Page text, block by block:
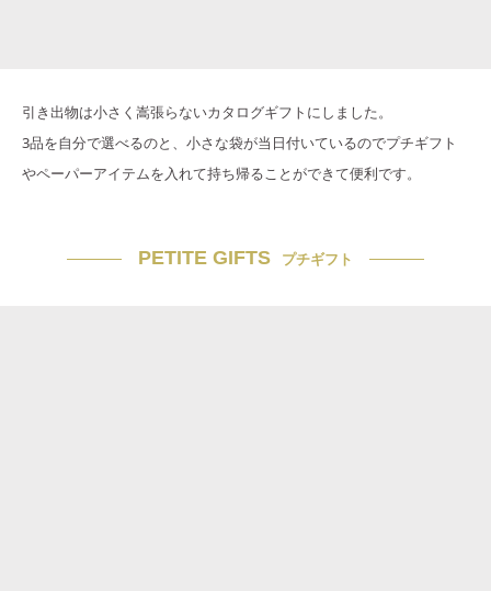
引き出物は小さく嵩張らないカタログギフトにしました。
3品を自分で選べるのと、小さな袋が当日付いているのでプチギフト
やペーパーアイテムを入れて持ち帰ることができて便利です。
PETITE GIFTS プチギフト